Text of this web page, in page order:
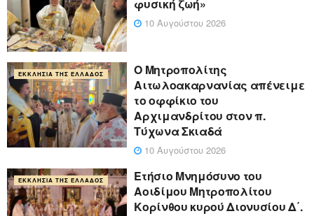
φυσική ζωή»
10 Αυγούστου 2026
ΕΚΚΛΗΣΊΑ ΤΗΣ ΕΛΛΆΔΟΣ
Ο Μητροπολίτης
Αιτωλοακαρνανίας απένειμε
το οφφίκιο του
Αρχιμανδρίτου στον π.
Τύχωνα Σκιαδά
10 Αυγούστου 2026
ΕΚΚΛΗΣΊΑ ΤΗΣ ΕΛΛΆΔΟΣ
Ετήσιο Μνημόσυνο του
Αοιδίμου Μητροπολίτου
Κορίνθου κυρού Διονυσίου Δ΄.